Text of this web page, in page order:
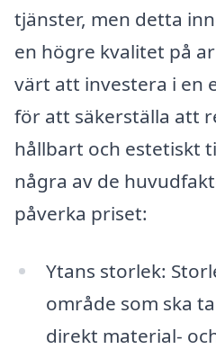
tjänster, men detta
en högre kvalitet på
värt att investera i en
för att säkerställa att
hållbart och estetiskt
några av de
påverka priset:
Ytans storlek:
område som ska
direkt material-